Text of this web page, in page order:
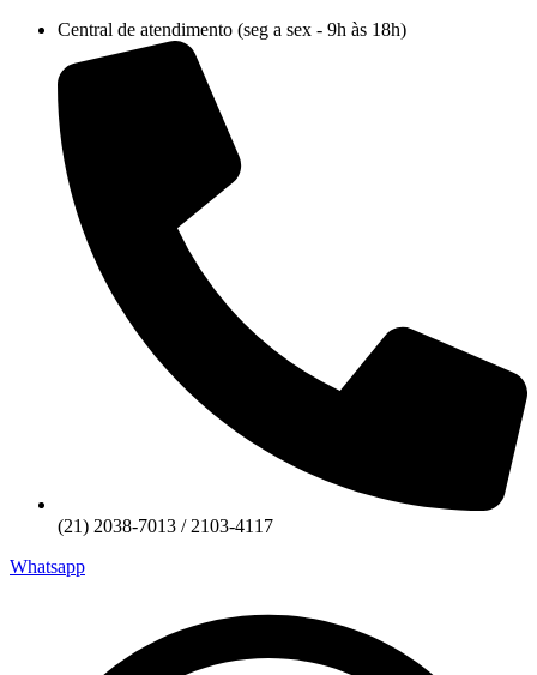
conteúdo
Central de atendimento (seg a sex - 9h às 18h)
(21) 2038-7013 / 2103-4117
Whatsapp